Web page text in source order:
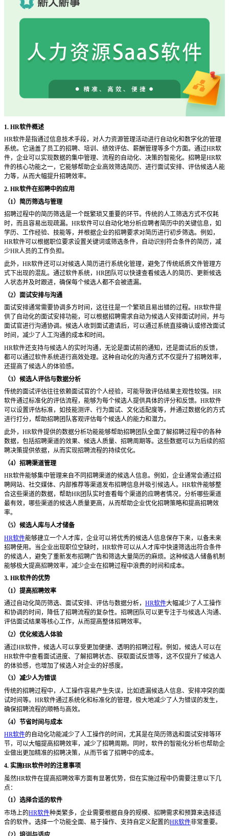
1. HR软件概述
HR软件是指通过信息技术手段，对人力资源管理活动进行自动化和数字化的管理
系统。它涵盖了员工的招聘、培训、绩效评估、薪酬管理等多个方面。通过HR软
件，企业可以实现数据的集中管理、流程的自动化、决策的智能化。招聘是HR软
件的核心功能之一，它能够帮助企业高效筛选简历、进行面试安排、评估候选人能
力等，从而大幅提升招聘效率。
2. HR软件在招聘中的应用
（1）简历筛选与管理
招聘过程中的简历筛选是一个既繁琐又重要的环节。传统的人工筛选方式不仅耗
时，而且容易出现疏漏。 HR软件可以自动化地分析应聘者简历中的关键信息，如
学历、工作经验、技能等，并根据企业的招聘要求对简历进行初步筛选。例如，
HR软件可以根据职位要求设置关键词或筛选条件，自动识别符合条件的简历，减
少HR人员的工作负担。
此外， HR软件还可以对候选人简历进行系统化管理，避免了传统纸质文件管理方
式下出现的混乱。通过软件系统，HR团队可以快速查看候选人的简历、更新候选
人状态并及时跟进，确保每个候选人都不会被遗漏。
（2）面试安排与沟通
面试安排通常需要协调多方时间，这往往是一个繁琐且易出错的过程。 HR软件提
供了自动化的面试安排功能，可以根据招聘需求自动为候选人安排面试时间，并与
面试官进行沟通协调。候选人收到面试邀请后，可以通过系统直接确认或修改面试
时间，减少了人工沟通的成本和时间。
HR软件还支持与候选人的实时沟通，无论是面试前的通知，还是面试后的反馈，
都可以通过软件系统进行高效处理。这种自动化的沟通方式不仅提升了招聘效率，
还提高了候选人的体验感。
（3）候选人评估与数据分析
传统的面试评估往往依赖面试官的个人经验，可能导致评估结果主观性较强。 HR
软件通过标准化的评估流程，能够为每个候选人提供具体的评分和反馈。HR软件
可以设置评估标准，如技能测评、行为面试、文化适配度等，并通过数据化的方式
进行打分，帮助招聘团队客观评估每个候选人的能力和潜力。
此外， HR软件提供的数据分析功能能够帮助招聘团队全面了解招聘过程中的各种
数据，包括招聘渠道的效果、候选人质量、招聘周期等。这些数据可以为后续的招
聘决策提供依据，从而实现招聘流程的持续优化。
（4）招聘渠道管理
HR软件能够集中管理来自不同招聘渠道的候选人信息。例如，企业通常会通过招
聘网站、社交媒体、内部推荐等渠道发布招聘信息并吸引候选人。HR软件能够整
合这些渠道的数据，帮助HR团队实时查看每个渠道的应聘者情况，分析哪些渠道
最有效，哪些渠道的候选人质量更高，从而帮助企业优化招聘策略和提高招聘效
率。
（5）候选人库与人才储备
HR软件能够建立一个人才库，企业可以将优秀的候选人信息保存下来，以备未来
招聘使用。当企业出现职位空缺时，HR软件可以从人才库中快速筛选出符合条件
的候选人，避免了重新发布招聘广告和筛选大量简历的麻烦。这种候选人储备机制
能够极大提高招聘效率，减少企业在招聘过程中浪费的时间和成本。
3. HR软件的优势
（1）提高招聘效率
通过自动化简历筛选、面试安排、评估与数据分析， HR软件大幅减少了人工操作
和协调的时间，降低了招聘流程的复杂性。招聘团队可以更专注于与候选人沟通、
评估面试结果等核心工作，从而提高整体招聘效率。
（2）优化候选人体验
通过HR软件，候选人可以享受更加便捷、透明的招聘过程。例如，候选人可以在
HR软件中查看面试进度、了解招聘状态、获取面试反馈等，这不仅提升了候选人
的体验感，也增加了候选人对企业的好感度。
（3）减少人为错误
传统的招聘过程中，人工操作容易产生失误，比如遗漏候选人信息、安排冲突的面
试时间等。 HR软件通过系统化和标准化的管理，极大地减少了人为错误的发生，
确保招聘流程的顺畅与高效。
（4）节省时间与成本
HR软件的自动化功能减少了人工操作的时间，尤其是在简历筛选和面试安排等环
节，可以大幅提高招聘效率，减少了招聘周期。同时，软件的智能化分析也帮助企
业做出更加精准的招聘决策，从而节省了招聘中的成本。
4. 实施HR软件时的注意事项
虽然HR软件在提高招聘效率方面有显著优势，但在实施过程中仍需要注意以下几
点：
（1）选择合适的软件
市场上的HR软件种类繁多，企业需要根据自身的规模、招聘需求和预算来选择适
合的软件。选择一个功能全面、易于操作、支持自定义配置的HR软件非常重要。